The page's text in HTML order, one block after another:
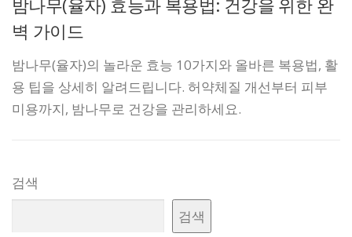
밤나무(율자) 효능과 복용법: 건강을 위한 완
벽 가이드
밤나무(율자)의 놀라운 효능 10가지와 올바른 복용법, 활
용 팁을 상세히 알려드립니다. 허약체질 개선부터 피부
미용까지, 밤나무로 건강을 관리하세요.
검색
검색